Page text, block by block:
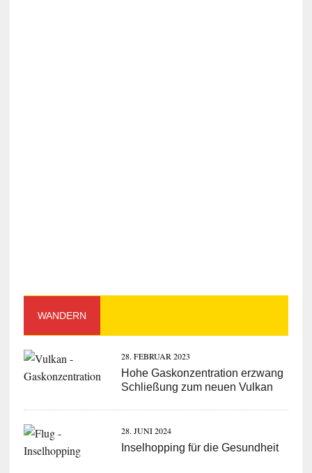
WANDERN
28. FEBRUAR 2023
Hohe Gaskonzentration erzwang
Schließung zum neuen Vulkan
28. JUNI 2024
Inselhopping für die Gesundheit